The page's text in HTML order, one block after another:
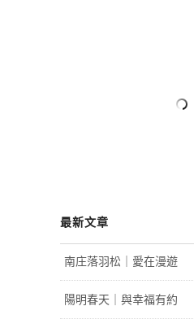
最新文章
南庄落羽松｜愛在漫遊
陽明春天｜與幸福有約